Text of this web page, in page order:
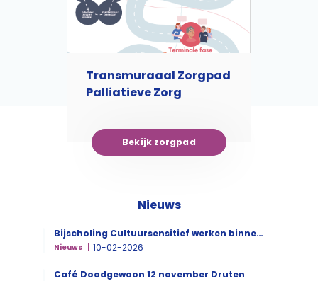
Transmuraaal Zorgpad
Palliatieve Zorg
Bekijk zorgpad
Nieuws
Bijscholing Cultuursensitief werken binnen de Palliatieve zorg
Nieuws 10-02-2026
Café Doodgewoon 12 november Druten